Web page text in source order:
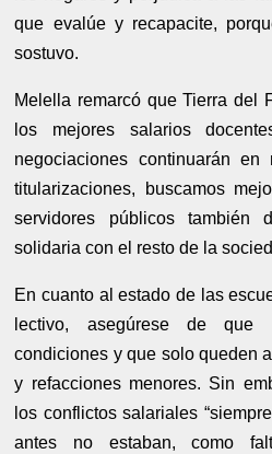
que evalúe y recapacite,
sostuvo.
Melella remarcó que Tierra del
los mejores salarios
negociaciones continuarán en
titularizaciones, buscamos
servidores públicos también
solidaria con el resto de la
En cuanto al estado de las
lectivo, asegúrese de
condiciones y que solo queden
y refacciones menores. Sin
los conflictos salariales
antes no estaban, como